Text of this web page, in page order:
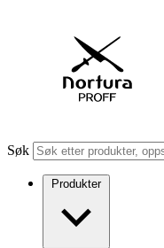
Søk
Produkter